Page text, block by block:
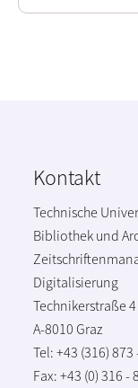
Kontakt
Technische
Bibliothek und
Digitalisierung
Technikerstraße 4
A-8010 Graz
Tel: +43 (316) 873
Fax: +43 (0) 316 -